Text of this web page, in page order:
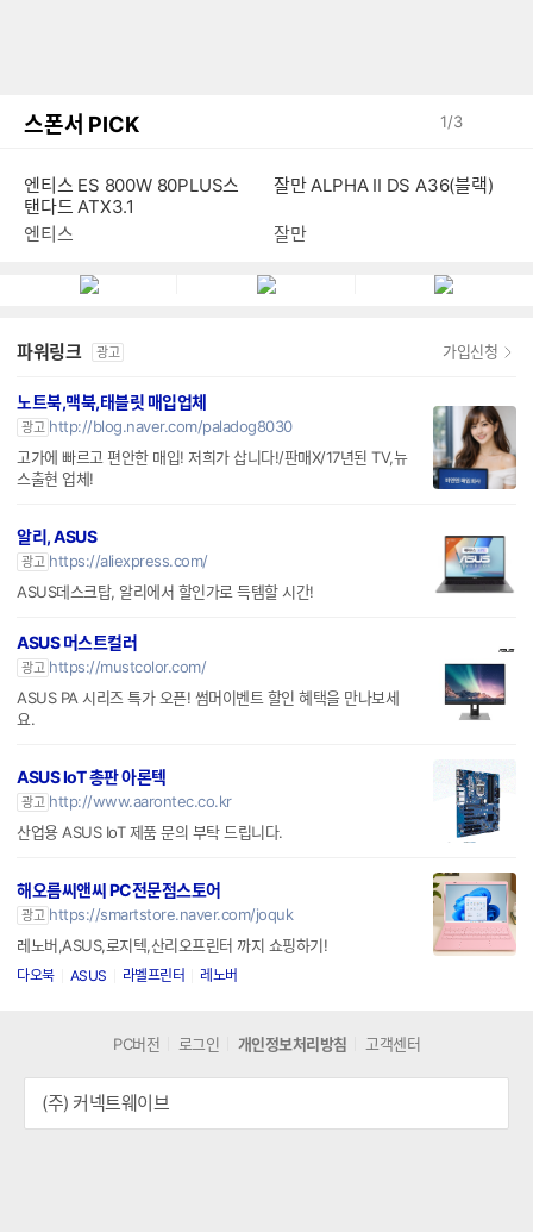
스폰서 PICK 1/3
엔티스 ES 800W 80PLUS스
탠다드 ATX3.1
엔티스
잘만 ALPHA II DS A36(블랙)
잘만
파워링크 광고 가입신청
노트북,맥북,태블릿 매입업체
광고 http://blog.naver.com/paladog8030
고가에 빠르고 편안한 매입! 저희가 삽니다!/판매X/17년된 TV,뉴
스출현 업체!
알리, ASUS
광고 https://aliexpress.com/
ASUS데스크탑, 알리에서 할인가로 득템할 시간!
ASUS 머스트컬러
광고 https://mustcolor.com/
ASUS PA 시리즈 특가 오픈! 썸머이벤트 할인 혜택을 만나보세
요.
ASUS IoT 총판 아론텍
광고 http://www.aarontec.co.kr
산업용 ASUS IoT 제품 문의 부탁 드립니다.
해오름씨앤씨 PC전문점스토어
광고 https://smartstore.naver.com/joquk
레노버,ASUS,로지텍,산리오프린터 까지 쇼핑하기!
다오북 ASUS 라벨프린터 레노버
PC버전 로그인 개인정보처리방침 고객센터
(주) 커넥트웨이브